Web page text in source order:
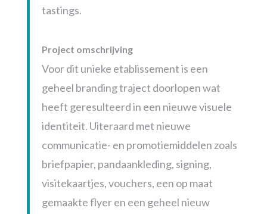
tastings.
Project omschrijving
Voor dit unieke etablissement is een
geheel branding traject doorlopen wat
heeft geresulteerd in een nieuwe visuele
identiteit. Uiteraard met nieuwe
communicatie- en promotiemiddelen zoals
briefpapier, pandaankleding, signing,
visitekaartjes, vouchers, een op maat
gemaakte flyer en een geheel nieuw